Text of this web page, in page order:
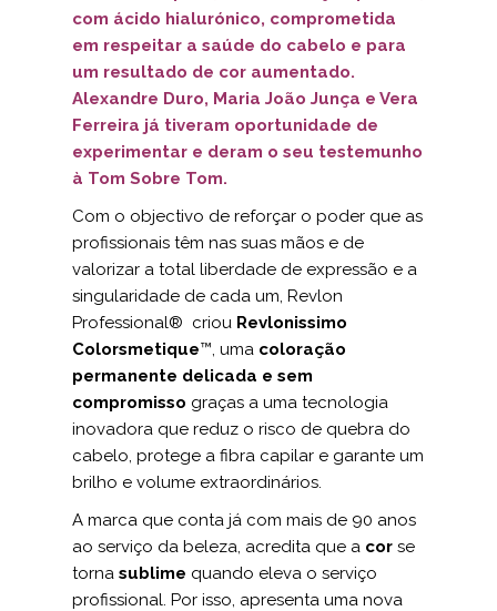
com ácido hialurónico, comprometida
em respeitar a saúde do cabelo e para
um resultado de cor aumentado.
Alexandre Duro, Maria João Junça e Vera
Ferreira já tiveram oportunidade de
experimentar e deram o seu testemunho
à Tom Sobre Tom.
Com o objectivo de reforçar o poder que as
profissionais têm nas suas mãos e de
valorizar a total liberdade de expressão e a
singularidade de cada um, Revlon
Professional® criou Revlonissimo
Colorsmetique™, uma coloração
permanente delicada e sem
compromisso graças a uma tecnologia
inovadora que reduz o risco de quebra do
cabelo, protege a fibra capilar e garante um
brilho e volume extraordinários.
A marca que conta já com mais de 90 anos
ao serviço da beleza, acredita que a cor se
torna sublime quando eleva o serviço
profissional. Por isso, apresenta uma nova